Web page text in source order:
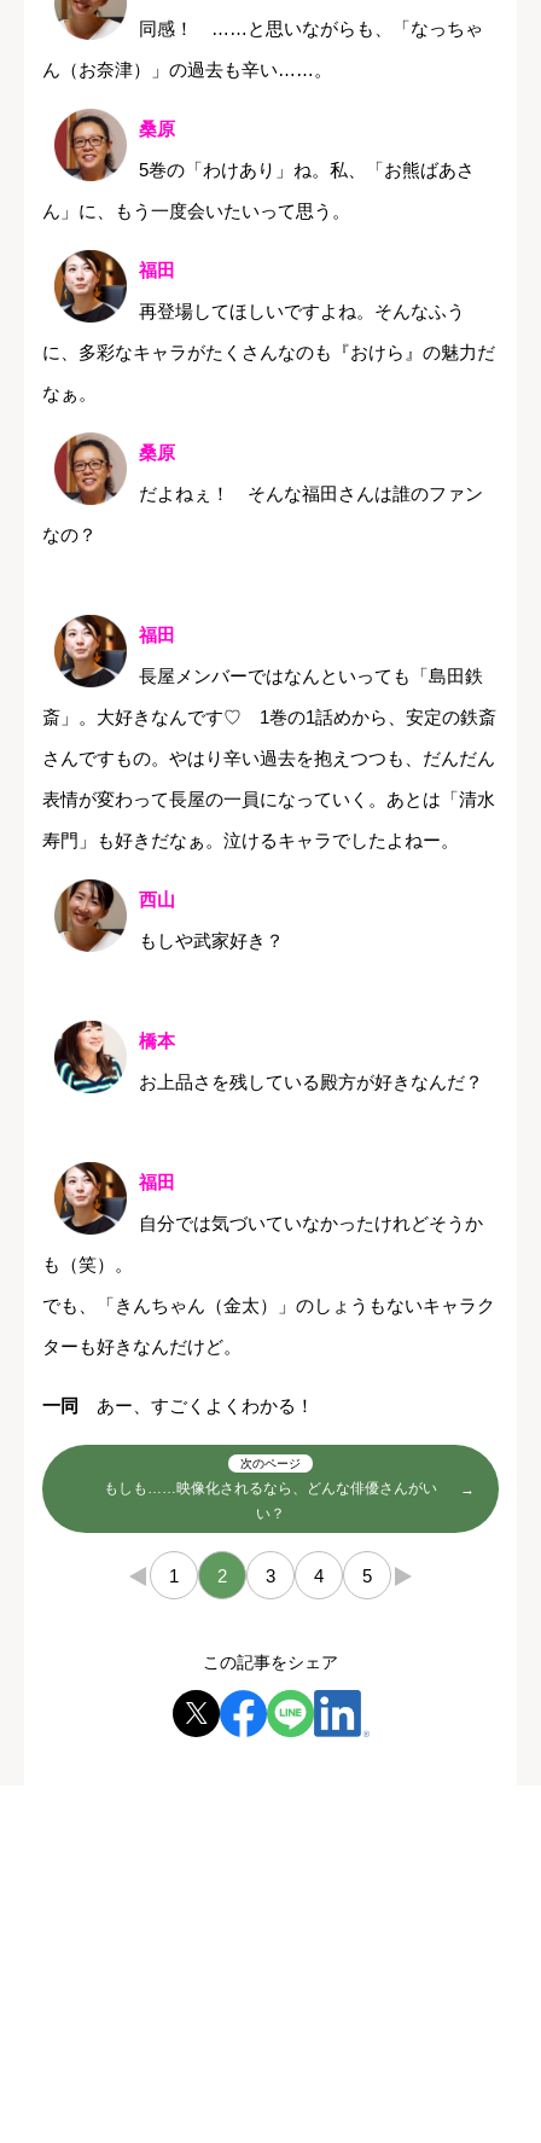
同感！ ……と思いながらも、「なっちゃ
ん（お奈津）」の過去も辛い……。
桑原
5巻の「わけあり」ね。私、「お熊ばあさ
ん」に、もう一度会いたいって思う。
福田
再登場してほしいですよね。そんなふう
に、多彩なキャラがたくさんなのも『おけら』の魅力だ
なぁ。
桑原
だよねぇ！ そんな福田さんは誰のファン
なの？
福田
長屋メンバーではなんといっても「島田鉄
斎」。大好きなんです♡ 1巻の1話めから、安定の鉄斎
さんですもの。やはり辛い過去を抱えつつも、だんだん
表情が変わって長屋の一員になっていく。あとは「清水
寿門」も好きだなぁ。泣けるキャラでしたよねー。
西山
もしや武家好き？
橋本
お上品さを残している殿方が好きなんだ？
福田
自分では気づいていなかったけれどそうか
も（笑）。
でも、「きんちゃん（金太）」のしょうもないキャラク
ターも好きなんだけど。
一同 あー、すごくよくわかる！
次のページ
もしも……映像化されるなら、どんな俳優さんがい
い？
← 1 2 3 4 5 →
この記事をシェア